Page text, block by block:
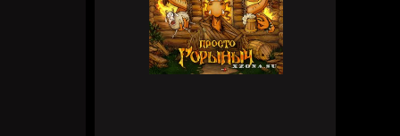
Wirtuozik
Вчера в 16:15:56